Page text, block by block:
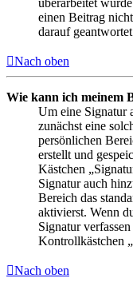
überarbeitet
einen Beitrag
darauf
Nach oben
Wie kann ich meinem
Um eine Signatur
zunächst eine
persönlichen
erstellt und
Kästchen
Signatur auch
Bereich das
aktivierst. Wenn
Signatur
Kontrollkästchen
Nach oben